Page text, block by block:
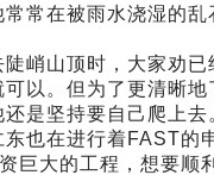
常在被雨水浇湿的乱
山顶时，大家劝已
以。但为了更清晰地
是坚持要自己爬上去
在进行着FAST的
巨大的工程，想要顺